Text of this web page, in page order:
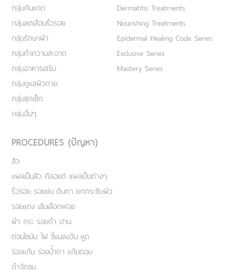
กลุ่มกันแดด
กลุ่มลดเลือนริ้วรอย
กลุ่มรักษาฝ้า
กลุ่มทำความสะอาด
กลุ่มอาหารเสริม
กลุ่มดูแลผิวกาย
กลุ่มชุดเซ็ต
กลุ่มอื่นๆ
Dermatitis Treatments
Nourishing Treatments
Epidermal Healing Code Series
Exclusive Series
Mastery Series
PROCEDURES (ปัญหา)
สิว
แผลเป็นสิว คีลอยด์ แผลเป็นต่างๆ
ริ้วรอย รอยย่น ตีนกา ยกกระชับผิว
รอยแดง เส้นเลือดฟอย
ฝ้า กระ รอยดำ ปาน
ต่อมไขมัน ไฝ ขี้แมลงวัน หูด
ร่องแก้ม ร่องน้ำตา แก้มตอบ
กำจัดขน